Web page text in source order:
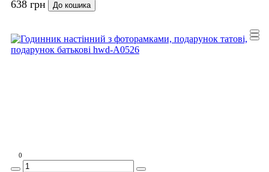
638 грн До кошика
0